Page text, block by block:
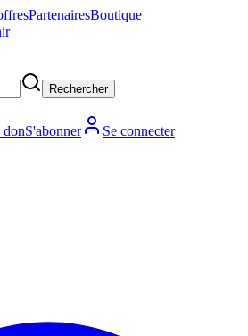
PartenairesBoutique
Rechercher
donS'abonner
Se connecter